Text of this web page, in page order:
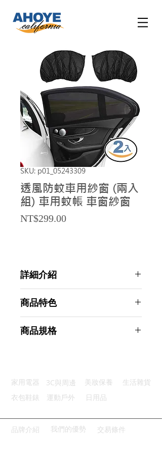
SKU: p01_05243309
透風防蚊車用紗窗 (兩入
組) 車用蚊帳 車窗紗窗
NT$299.00Price
詳細介紹
商品特色
防止蚊蟲：細密網目有效隔離蚊蟲
商品規格
主要材質：網紗
商品尺寸：120*55*0.5cm
產地名稱：中國大陸
代理商：亞桓有限公司
家用電器 3C與周邊 美妝保養
生活雜貨
衣包鞋錶
運動戶外 日用品
品牌介紹 我們的優勢 交易條件